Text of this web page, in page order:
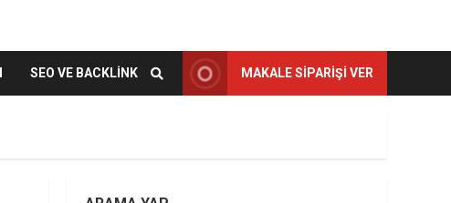
SEO VE BACKLINK MAKALE SIPARIŞI VER